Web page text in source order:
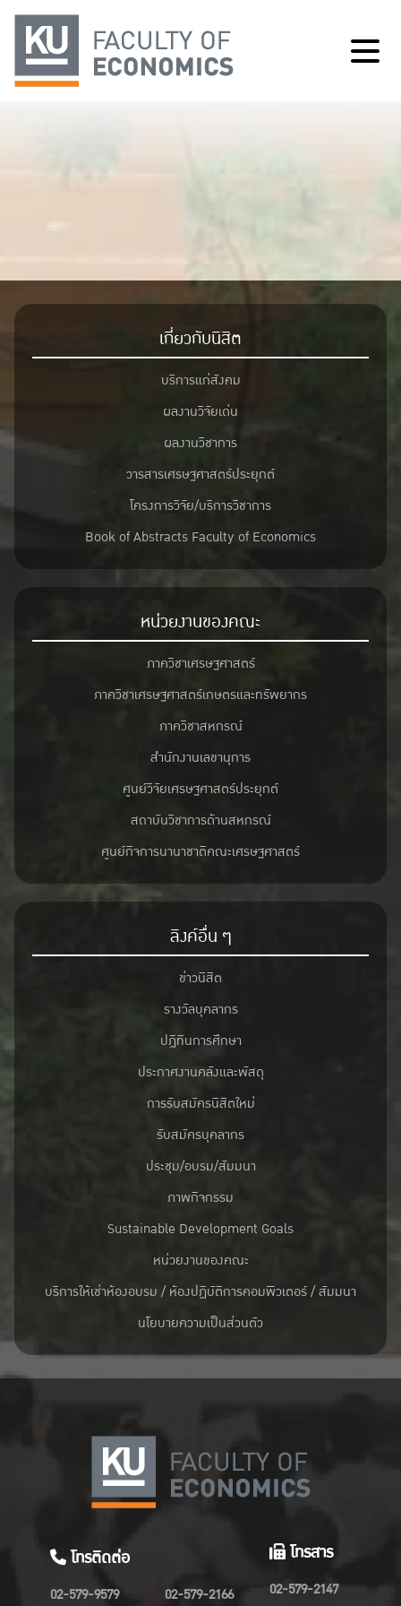
เกี่ยวกับนิสิต
บริการแก่สังคม
ผลงานวิจัยเด่น
ผลงานวิชาการ
วารสารเศรษฐศาสตร์ประยุกต์
โครงการวิจัย/บริการวิชาการ
Book of Abstracts Faculty of Economics
หน่วยงานของคณะ
ภาควิชาเศรษฐศาสตร์
ภาควิชาเศรษฐศาสตร์เกษตรและทรัพยากร
ภาควิชาสหกรณ์
สำนักงานเลขานุการ
ศูนย์วิจัยเศรษฐศาสตร์ประยุกต์
สถาบันวิชาการด้านสหกรณ์
ศูนย์กิจการนานาชาติคณะเศรษฐศาสตร์
ลิงค์อื่น ๆ
ข่าวนิสิต
รางวัลบุคลากร
ปฎิทินการศึกษา
ประกาศงานคลังและพัสดุ
การรับสมัครนิสิตใหม่
รับสมัครบุคลากร
ประชุม/อบรม/สัมมนา
ภาพกิจกรรม
Sustainable Development Goals
หน่วยงานของคณะ
บริการให้เช่าห้องอบรม / ห้องปฏิบัติการคอมพิวเตอร์ / สัมมนา
นโยบายความเป็นส่วนตัว
โทรติดต่อ
02-579-9579 02-579-2166
โทรสาร
02-579-2147